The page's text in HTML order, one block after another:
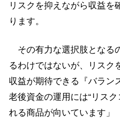
リスクを抑えながら収益を
ります。
その有力な選択肢となる
るわけではないが、リスク
収益が期待できる『バラン
老後資金の運用には“リス
れる商品が向いています」